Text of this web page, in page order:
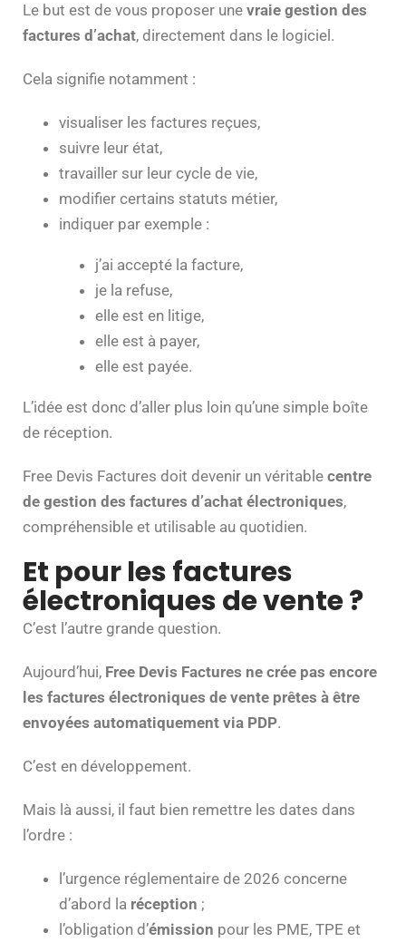
Le but est de vous proposer une vraie gestion des
factures d’achat, directement dans le logiciel.
Cela signifie notamment :
visualiser les factures reçues,
suivre leur état,
travailler sur leur cycle de vie,
modifier certains statuts métier,
indiquer par exemple :
j’ai accepté la facture,
je la refuse,
elle est en litige,
elle est à payer,
elle est payée.
L’idée est donc d’aller plus loin qu’une simple boîte
de réception.
Free Devis Factures doit devenir un véritable centre
de gestion des factures d’achat électroniques,
compréhensible et utilisable au quotidien.
Et pour les factures
électroniques de vente ?
C’est l’autre grande question.
Aujourd’hui, Free Devis Factures ne crée pas encore
les factures électroniques de vente prêtes à être
envoyées automatiquement via PDP.
C’est en développement.
Mais là aussi, il faut bien remettre les dates dans
l’ordre :
l’urgence réglementaire de 2026 concerne
d’abord la réception ;
l’obligation d’émission pour les PME, TPE et